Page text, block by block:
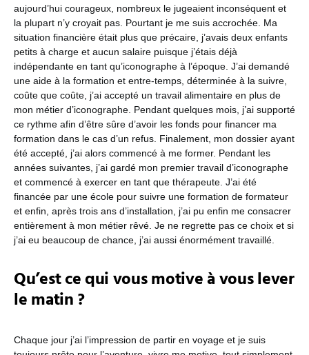
aujourd’hui courageux, nombreux le jugeaient inconséquent et
la plupart n’y croyait pas. Pourtant je me suis accrochée. Ma
situation financière était plus que précaire, j’avais deux enfants
petits à charge et aucun salaire puisque j’étais déjà
indépendante en tant qu’iconographe à l’époque. J’ai demandé
une aide à la formation et entre-temps, déterminée à la suivre,
coûte que coûte, j’ai accepté un travail alimentaire en plus de
mon métier d’iconographe. Pendant quelques mois, j’ai supporté
ce rythme afin d’être sûre d’avoir les fonds pour financer ma
formation dans le cas d’un refus. Finalement, mon dossier ayant
été accepté, j’ai alors commencé à me former. Pendant les
années suivantes, j’ai gardé mon premier travail d’iconographe
et commencé à exercer en tant que thérapeute. J’ai été
financée par une école pour suivre une formation de formateur
et enfin, après trois ans d’installation, j’ai pu enfin me consacrer
entièrement à mon métier rêvé. Je ne regrette pas ce choix et si
j’ai eu beaucoup de chance, j’ai aussi énormément travaillé.
Qu’est ce qui vous motive à vous lever
le matin ?
Chaque jour j’ai l’impression de partir en voyage et je suis